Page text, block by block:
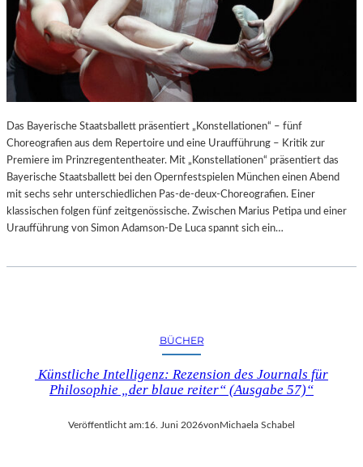
Das Bayerische Staatsballett präsentiert „Konstellationen“ – fünf
Choreografien aus dem Repertoire und eine Uraufführung – Kritik zur
Premiere im Prinzregententheater. Mit „Konstellationen“ präsentiert das
Bayerische Staatsballett bei den Opernfestspielen München einen Abend
mit sechs sehr unterschiedlichen Pas-de-deux-Choreografien. Einer
klassischen folgen fünf zeitgenössische. Zwischen Marius Petipa und einer
Uraufführung von Simon Adamson-De Luca spannt sich ein…
BÜCHER
Künstliche Intelligenz: Rezension des Journals für
Philosophie „der blaue reiter“ (Ausgabe 57)“
Veröffentlicht am:16. Juni 2026von Michaela Schabel